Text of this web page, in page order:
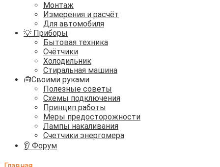
Монтаж
Измерения и расчёт
Для автомобиля
💡 Приборы
Бытовая техника
Счётчики
Холодильник
Стиральная машина
🧰Своими руками
Полезные советы
Схемы подключения
Принцип работы
Меры предосторожности
Лампы накаливания
Счетчики энергомера
👂 Форум